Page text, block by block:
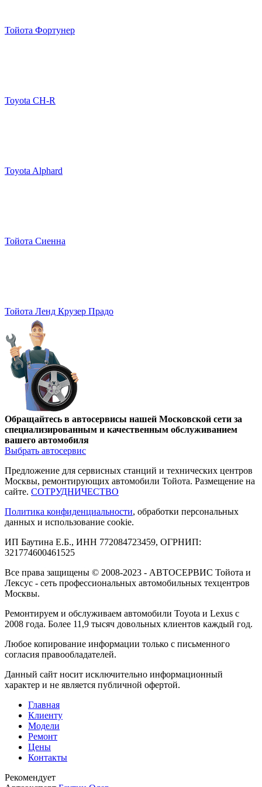
Тойота Фортунер
Toyota CH-R
Toyota Alphard
Тойота Сиенна
Тойота Ленд Крузер Прадо
Обращайтесь в автосервисы нашей Московской сети за
специализированным и качественным обслуживанием
вашего автомобиля
Выбрать автосервис
Предложение для сервисных станций и технических центров
Москвы, ремонтирующих автомобили Тойота. Размещение на
сайте. СОТРУДНИЧЕСТВО
Политика конфиденциальности, обработки персональных
данных и использование cookie.
ИП Баутина Е.Б., ИНН 772084723459, ОГРНИП:
321774600461525
Все права защищены © 2008-2023 - АВТОСЕРВИС Тойота и
Лексус - сеть профессиональных автомобильных техцентров
Москвы.
Ремонтируем и обслуживаем автомобили Toyota и Lexus с
2008 года. Более 11,9 тысяч довольных клиентов каждый год.
Любое копирование информации только с письменного
согласия правообладателей.
Данный сайт носит исключительно информационный
характер и не является публичной офертой.
Главная
Клиенту
Модели
Ремонт
Цены
Контакты
Рекомендует